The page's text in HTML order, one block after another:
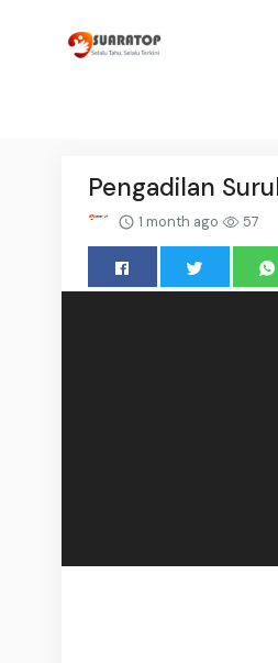
Pengadilan
1 month ago 57